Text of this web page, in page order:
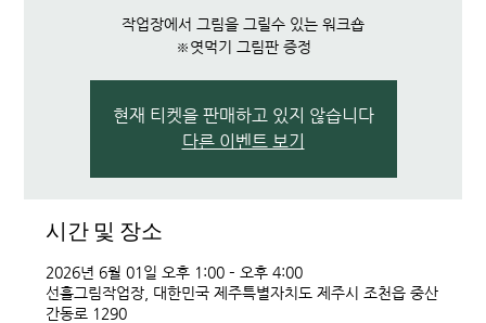
작업장에서 그림을 그릴수 있는 워크숍
※엿먹기 그림판 증정
현재 티켓을 판매하고 있지 않습니다
다른 이벤트 보기
시간 및 장소
2026년 6월 01일 오후 1:00 – 오후 4:00
선흘그림작업장, 대한민국 제주특별자치도 제주시 조천읍 중산
간동로 1290